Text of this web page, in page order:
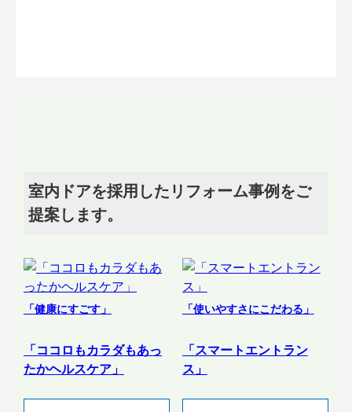
室内ドアを採用したリフォーム事例をご
提案します。
「健康にすごす」
「ココロもカラダもあっ
たかヘルスケア」
「使いやすさにこだわる」
「スマートエントラン
ス」